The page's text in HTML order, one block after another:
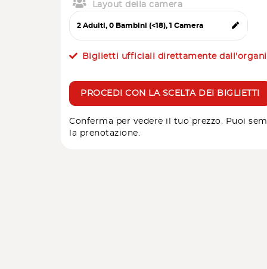
Layout della camera
Biglietti ufficiali direttamente
PROCEDI CON LA SCELTA DEI BIGLIETTI
Conferma per vedere il tuo prezzo. Puoi
la prenotazione.